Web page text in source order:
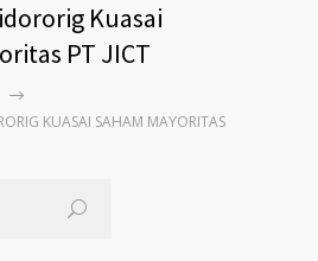
Kuasai
PT JICT
KUASAI SAHAM MAYORITAS